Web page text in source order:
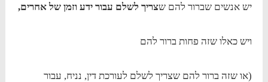
יש אנשים שברור להם שצריך לשלם עבור ידע וזמן של אחרים,
ויש כאלו שזה פחות ברור להם
(או שזה ברור להם שצריך לשלם לעורכת דין, נניח, עבור